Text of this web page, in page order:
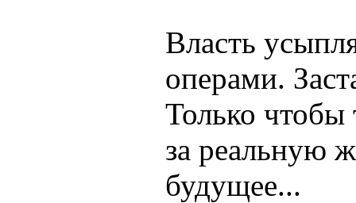
Власть
операми.
Только чтобы
за реальную
будущее...